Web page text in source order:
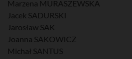
Marzena MURASZEWSKA
Jacek SADURSKI
Jarosław SAK
Joanna SAKOWICZ
Michał SANTUS